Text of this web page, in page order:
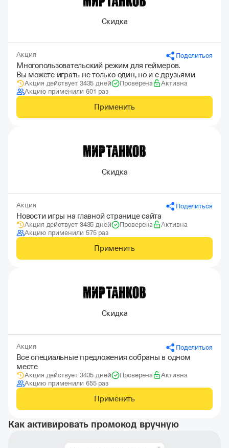
Скидка
Акция Поделиться
Многопользовательский режим для геймеров.
Вы можете играть не только один, но и с друзьями
Акция действует 3435 дней Проверена
Активна
Акцию применили 601 раз
Применить
Скидка
Акция Поделиться
Новости игры на главной странице сайта
Акция действует 3435 дней Проверена
Активна
Акцию применили 575 раз
Применить
Скидка
Акция Поделиться
Все специальные предложения собраны в одном
месте
Акция действует 3435 дней Проверена
Активна
Акцию применили 655 раз
Применить
Как активировать промокод вручную